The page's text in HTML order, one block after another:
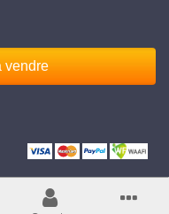
vendre